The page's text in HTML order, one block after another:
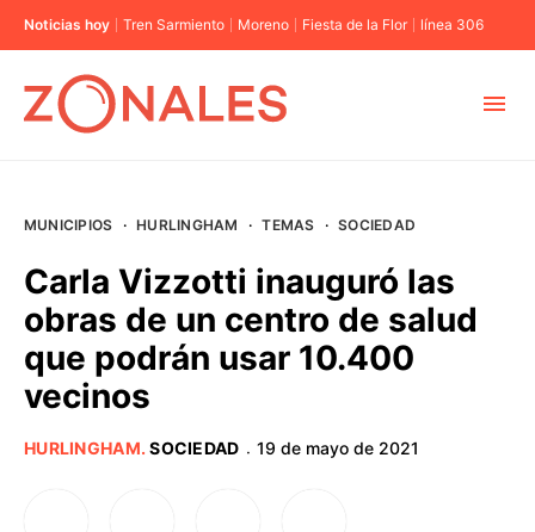
Noticias hoy Tren Sarmiento Moreno Fiesta de la Flor línea 306
BUENOS AIRES
PROVINCIAS
MUNICIPIOS · HURLINGHAM · TEMAS · SOCIEDAD
Carla Vizzotti inauguró las
obras de un centro de salud
que podrán usar 10.400
vecinos
HURLINGHAM.SOCIEDAD · 19 de mayo de 2021